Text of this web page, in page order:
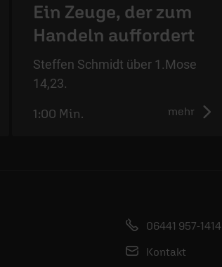
Ein Zeuge, der zum
Handeln auffordert
Steffen Schmidt über 1.Mose
14,23.
mehr
1:00 Min.
06441 957-1414
Kontakt